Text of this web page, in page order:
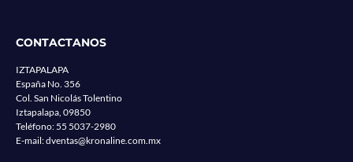
CONTACTANOS
IZTAPALAPA
España No. 356
Col. San Nicolás Tolentino
Iztapalapa, 09850
Teléfono:55 5037-2980
E-mail:dventas@kronaline.com.mx